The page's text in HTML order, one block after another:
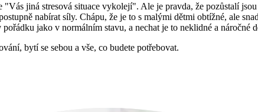
jiná stresová situace vykolejí". Ale je pravda, že pozůstalí
nabírat síly. Chápu, že je to s malými dětmi obtížné, ale
jako v normálním stavu, a nechat je to neklidné a náročné
bytí se sebou a vše, co budete potřebovat.